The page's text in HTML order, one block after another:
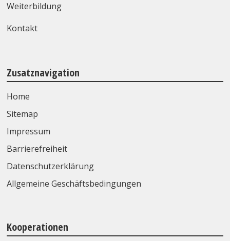
Weiterbildung
Kontakt
Zusatznavigation
Home
Sitemap
Impressum
Barrierefreiheit
Datenschutzerklärung
Allgemeine Geschäftsbedingungen
Kooperationen